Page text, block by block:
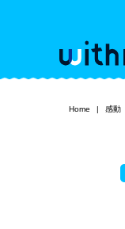
Home 感動